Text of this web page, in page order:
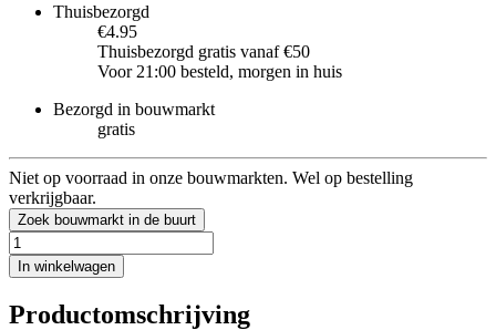
Thuisbezorgd
€4.95
Thuisbezorgd gratis vanaf €50
Voor 21:00 besteld, morgen in huis
Bezorgd in bouwmarkt
gratis
Niet op voorraad in onze bouwmarkten. Wel op bestelling
verkrijgbaar.
Zoek bouwmarkt in de buurt
In winkelwagen
Productomschrijving